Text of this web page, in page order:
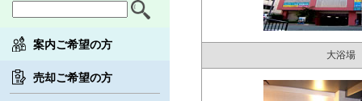
案内ご希望の方
売却ご希望の方
大浴場